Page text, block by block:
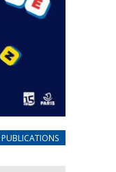
PUBLICATIONS